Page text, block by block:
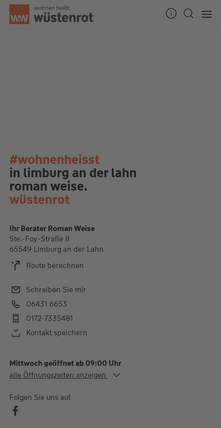
#wohnenheisst
in limburg an der lahn
roman weise.
wüstenrot
Ihr Berater Roman Weise
Ste.-Foy-Straße 8
65549 Limburg an der Lahn
Route berechnen
Schreiben Sie mir
06431 6653
0172-7335481
Kontakt speichern
Mittwoch geöffnet ab 09:00 Uhr
Alle Öffnungszeiten
alle Öffnungszeiten anzeigen
Folgen Sie uns auf